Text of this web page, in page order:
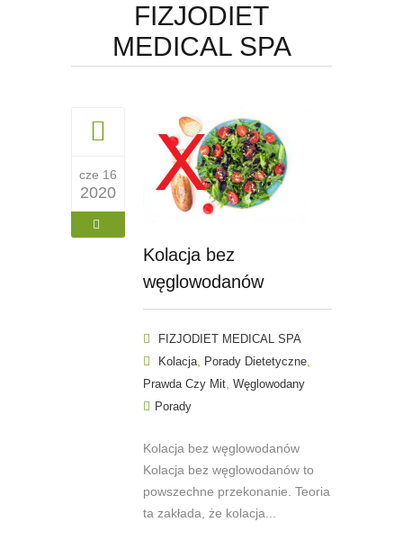
FIZJODIET
MEDICAL SPA
cze 16
2020
Kolacja bez
węglowodanów
FIZJODIET MEDICAL SPA
Kolacja
Porady Dietetyczne
Prawda Czy Mit Węglowodany
Porady
Kolacja bez węglowodanów
Kolacja bez węglowodanów to
powszechne przekonanie. Teoria
ta zakłada, że kolacja...